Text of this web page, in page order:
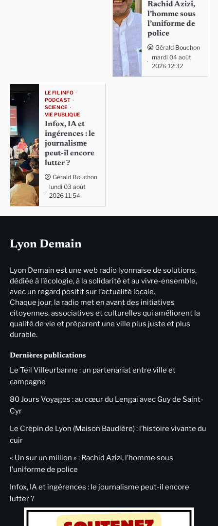
Rachid Azizi,
l’homme sous
l’uniforme de
police
Gérald Bouchon
mardi 04 août
2026 12:32
LE FIL INFO
PODCAST
SCIENCE
VIE PUBLIQUE
Infox, IA et
ingérences : le
journalisme
peut-il encore
lutter ?
Gérald Bouchon
lundi 03 août
2026 11:54
Lyon Demain
Lyon Demain est une web radio lyonnaise de solutions,
dédiée à l’écologie, à la solidarité et au vivre-ensemble,
avec un regard positif sur l’actualité locale.
Chaque jour, la radio met en avant des initiatives
citoyennes, associatives et culturelles qui améliorent la
qualité de vie et préparent une ville plus juste et plus
durable.
Dernières publications
Le Teil Villeurbanne : un partenariat entre ville et
campagne
80 Jours Voyages : au cœur du Lengai avec Guy de Saint-
Cyr
Le Crépin de Lyon (Maison Baudière) : l’histoire vivante du
cuir
« Un sur un million » : Rachid Azizi, l’homme sous
l’uniforme de police
Infox, IA et ingérences : le journalisme peut-il encore
lutter ?